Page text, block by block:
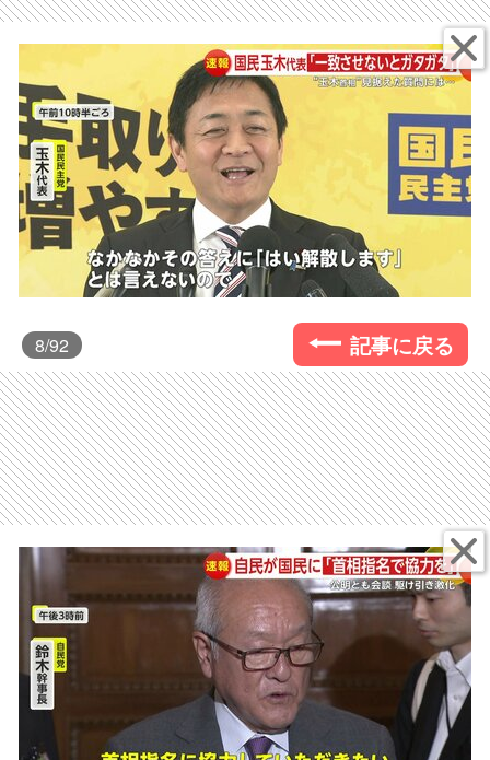
8/92 記事に戻る